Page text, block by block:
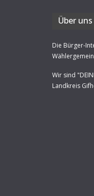
Über uns
Die Bürger-
Wir sind
Landkreis